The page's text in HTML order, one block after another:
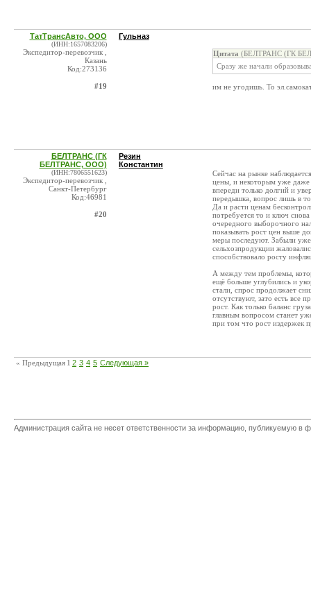
ТатТрансАвто, ООО
(ИНН:1657083206)
Экспедитор-перевозчик ,
Казань
Код:273136
#19
Гульназ
Цитата (БЕЛТРАНС (ГК
Сразу же начали
им не угодишь. То
БЕЛТРАНС (ГК
БЕЛТРАНС, ООО)
(ИНН:7806551623)
Экспедитор-перевозчик ,
Санкт-Петербург
Код:46981
#20
Резин
Константин
Сейчас на рынке
цены, и некоторым уже даже
впереди только долгий и
передышка, вопрос лишь в
Да и расти ценам
потребуется то и ключ
очередного выборочного
показывать рост цен выше
меры последуют. Забыли уже
сельхозпродукции
способствовало росту
А между тем проблемы,
ещё больше углубились и
стали, спрос продолжает
отсутствуют, зато есть все
рост. Как только баланс
главным вопросом станет
при том что рост издержек
« Предыдущая 1 2 3 4 5 Следующая »
Администрация сайта не несет ответственности за информацию, публикуемую